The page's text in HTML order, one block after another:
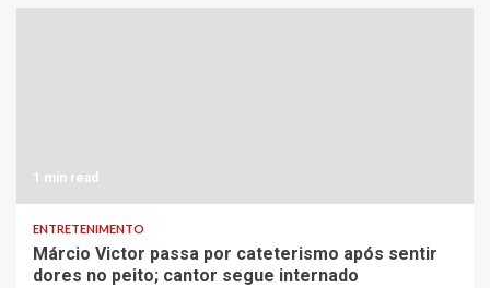
1 min read
ENTRETENIMENTO
Márcio Victor passa por cateterismo após sentir
dores no peito; cantor segue internado